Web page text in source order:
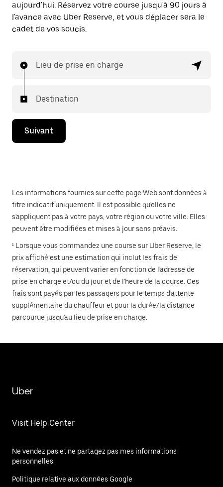
aujourd'hui. Réservez votre course jusqu'à 90 jours à
l'avance avec Uber Reserve, et vous déplacer sera le
cadet de vos soucis.
Lieu de prise en charge
Destination
Suivant
Les informations fournies sur cette page Web sont données à
titre indicatif uniquement. Il est possible qu'elles ne
s'appliquent pas à votre pays, votre région ou votre ville. Elles
peuvent être modifiées et mises à jour sans préavis.
¹ Lorsque vous commandez une course sur Uber Reserve, le
prix affiché est une estimation qui inclut les frais de
réservation, qui peuvent varier en fonction de l'adresse de
prise en charge et/ou du jour et de l'heure de la course. Ces
frais sont payés par les passagers pour le temps d'attente
supplémentaire du chauffeur et pour la durée/la distance
parcourue jusqu'au lieu de prise en charge.
Uber
Visit Help Center
Ne vendez pas et ne partagez pas mes informations
personnelles.
Politique relative aux données Google